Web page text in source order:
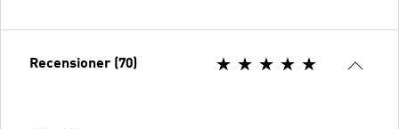
Recensioner (70)